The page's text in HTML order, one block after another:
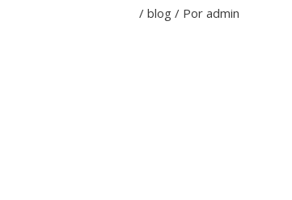
/blog / Poradmin